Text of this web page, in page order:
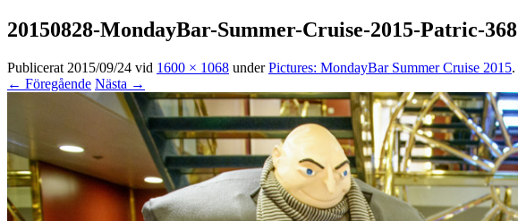
20150828-MondayBar-Summer-Cruise-2015-Patric-368
Publicerat 2015/09/24 vid 1600 × 1068 underPictures: MondayBar Summer Cruise 2015.
← Föregående Nästa →